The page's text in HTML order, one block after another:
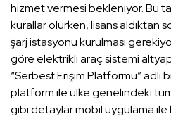
hizmet vermesi bekleniyor. Bu
kurallar olurken, lisans aldıktan
şarj istasyonu kurulması
göre elektrikli araç sistemi
“Serbest Erişim Platformu” adlı
platform ile ülke genelindeki
gibi detaylar mobil uygulama